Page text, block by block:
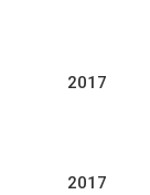
2017
2017